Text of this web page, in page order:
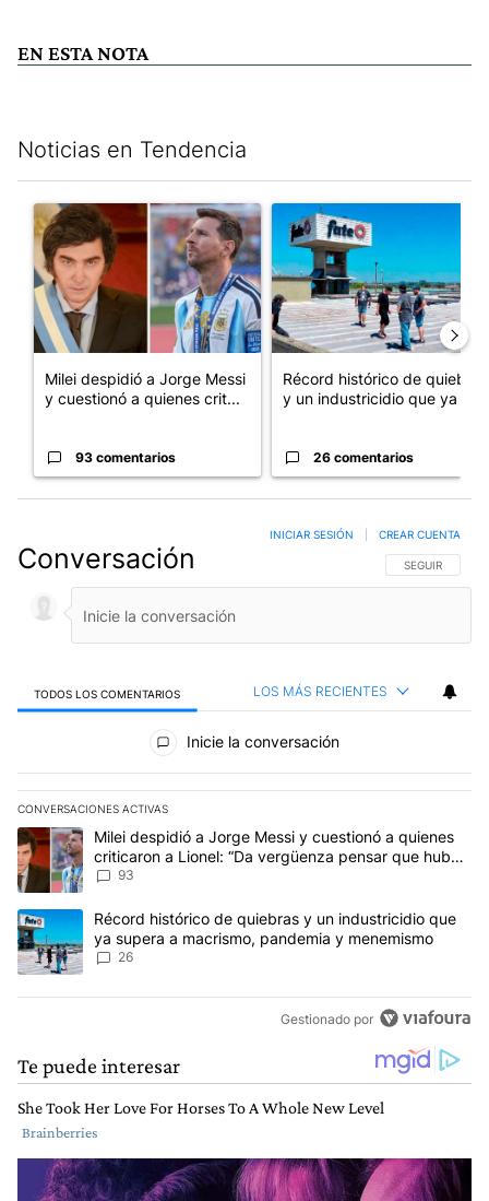
EN ESTA NOTA
Noticias en Tendencia
Un artículo de tendencia con el título "Milei despidió a Jorge
Milei despidió a Jorge Messi
y cuestionó a quienes crit...
93 comentarios
Un artículo de tendencia
Récord histórico de quiebras
y un industricidio que ya ...
26 comentarios
Conversación SIGA ESTA
SEGUIR
INICIAR SESIÓN CREAR CUENTA
TODOS LOS COMENTARIOS LOS MÁS RECIENTES
Todos los comentarios
Inicie la conversación
CONVERSACIONES ACTIVAS
Este listado muestra los artículos con más comentarios en los
Un artículo de tendencia con el título "Milei despidió a Jorge
Milei despidió a Jorge Messi y cuestionó a quienes
criticaron a Lionel: “Da vergüenza pensar que hubo
anti-Messi”
93
Un artículo de tendencia con el título "Récord histórico de
Récord histórico de quiebras y un industricidio que
ya supera a macrismo, pandemia y menemismo
26
Gestionado por